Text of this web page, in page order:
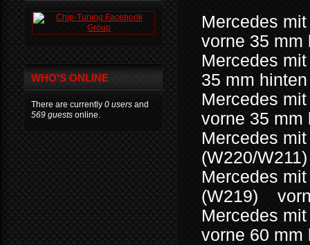
Mercedes
vorne 35 mm
Mercedes
35 mm
Mercedes
vorne 35 mm
Mercedes
(W220/
Mercedes
(W219)
Mercedes
vorne 60 mm
WHO'S ONLINE
There are currently 0 users and
569 guests online.